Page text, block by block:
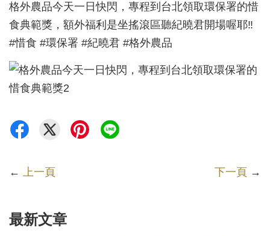
格外農品今天一日快閃，專程到台北領取環保署的惜
食典範獎，額外福利是坐搖滾區聽紀曉君開場喔耶‼️
#惜食 #環保署 #紀曉君 #格外農品
← 上一頁 下一頁 →
最新文章